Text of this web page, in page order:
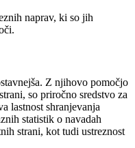
naprav, ki so jih
Z njihovo pomočjo
so priročno sredstvo za
lastnost shranjevanja
statistik o navadah
strani, kot tudi ustreznost